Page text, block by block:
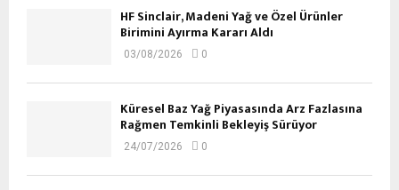
HF Sinclair, Madeni Yağ ve Özel Ürünler
Birimini Ayırma Kararı Aldı
03/08/2026 0
Küresel Baz Yağ Piyasasında Arz Fazlasına
Rağmen Temkinli Bekleyiş Sürüyor
24/07/2026 0